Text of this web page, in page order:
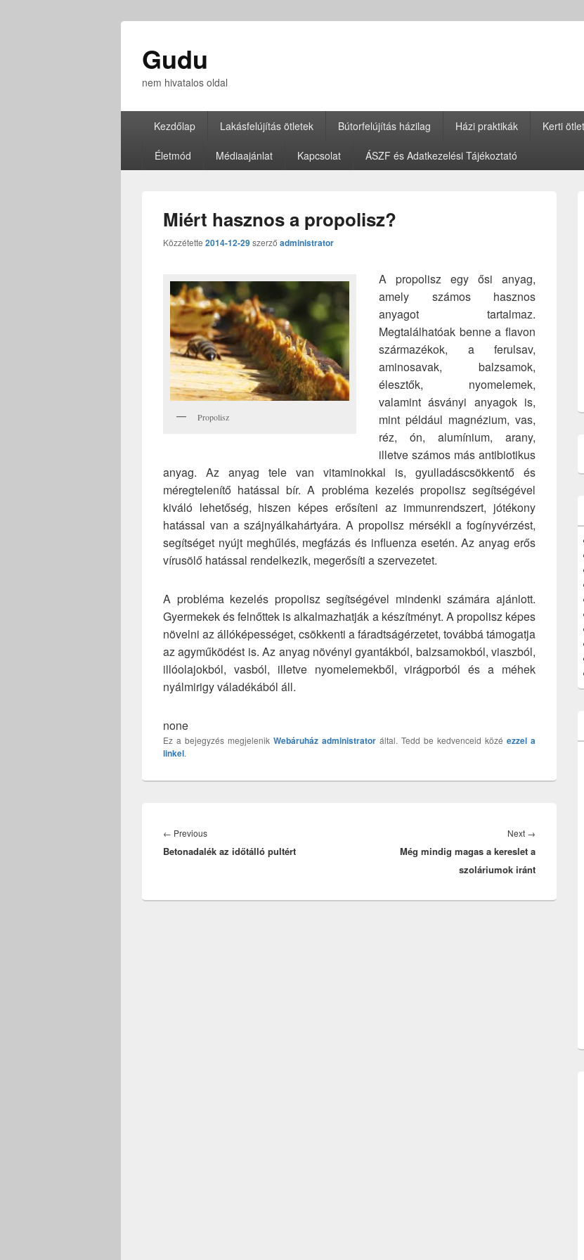
Gudu
nem hivatalos oldal
Kezdőlap Lakásfelújítás ötletek Bútorfelújítás házilag Házi praktikák Kerti
Életmód Médiaajánlat Kapcsolat ÁSZF és Adatkezelési Tájékoztató
Miért hasznos a propolisz?
Közzétette 2014-12-29szerző administrator
Propolisz
A propolisz egy ősi anyag,
amely számos hasznos
anyagot tartalmaz.
Megtalálhatóak benne a flavon
származékok, a ferulsav,
aminosavak, balzsamok,
élesztők, nyomelemek,
valamint ásványi anyagok is,
mint például magnézium, vas,
réz, ón, alumínium, arany,
illetve számos más antibiotikus
anyag. Az anyag tele van vitaminokkal is, gyulladáscsökkentő és
méregtelenítő hatással bír. A probléma kezelés propolisz segítségével
kiváló lehetőség, hiszen képes erősíteni az immunrendszert, jótékony
hatással van a szájnyálkahártyára. A propolisz mérsékli a fogínyvérzést,
segítséget nyújt meghűlés, megfázás és influenza esetén. Az anyag erős
vírusölő hatással rendelkezik, megerősíti a szervezetet.
A probléma kezelés propolisz segítségével mindenki számára ajánlott.
Gyermekek és felnőttek is alkalmazhatják a készítményt. A propolisz képes
növelni az állóképességet, csökkenti a fáradtságérzetet, továbbá támogatja
az agyműködést is. Az anyag növényi gyantákból, balzsamokból, viaszból,
illóolajokból, vasból, illetve nyomelemekből, virágporból és a méhek
nyálmirigy váladékából áll.
none
Ez a bejegyzés megjelenik Webáruház administrator által. Tedd be kedvenceid közé ezzel a
linkel.
navigáció
← PreviousPrevious
post:
Betonadalék az időtálló pultért
Next →
post:
Még mindig magas a kereslet a
szoláriumok iránt